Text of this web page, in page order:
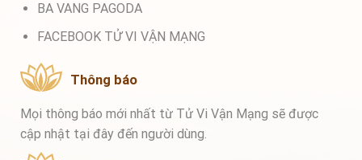
BA VANG PAGODA
FACEBOOK TỬ VI VẬN MẠNG
Thông báo
Mọi thông báo mới nhất từ Tử Vi Vận Mạng sẽ được
cập nhật tại đây đến người dùng.